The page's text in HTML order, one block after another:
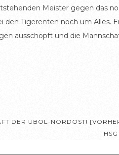
Meister gegen das
den Tigerenten noch um Alles.
ausschöpft und die
DER ÜBOL-NORDOST!